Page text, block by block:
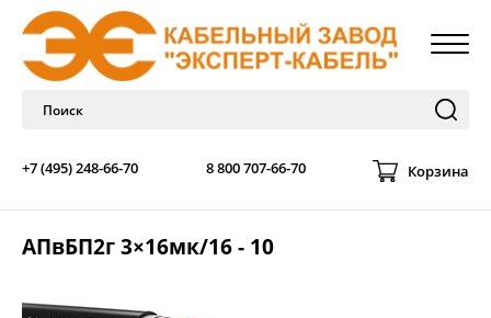
+7 (495) 248-66-70 8 800 707-66-70 Корзина
АПвБП2г 3×16мк/16 - 10